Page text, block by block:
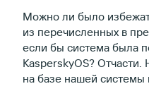
Можно ли было
из перечисленных в
если бы система была
KasperskyOS?
на базе нашей